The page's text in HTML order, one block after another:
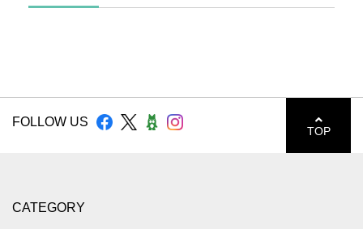
FOLLOW US
TOP
CATEGORY